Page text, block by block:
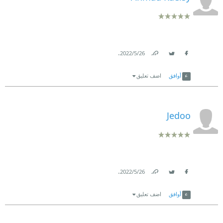
26‏/5‏/2022
.
أوافق اضف تعليق
Jedoo
26‏/5‏/2022
.
أوافق اضف تعليق